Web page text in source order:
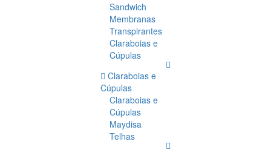
Sandwich
Membranas
Transpirantes
Claraboias e
Cúpulas
Claraboias e
Cúpulas
Claraboias e
Cúpulas
Maydisa
Telhas